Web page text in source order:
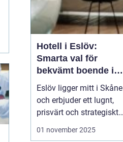
Hotell i Eslöv:
Smarta val för
bekvämt boende i
hjärtat av Skåne
Eslöv ligger mitt i Skåne
och erbjuder ett lugnt,
prisvärt och strategiskt
boendealternativ för
01 november 2025